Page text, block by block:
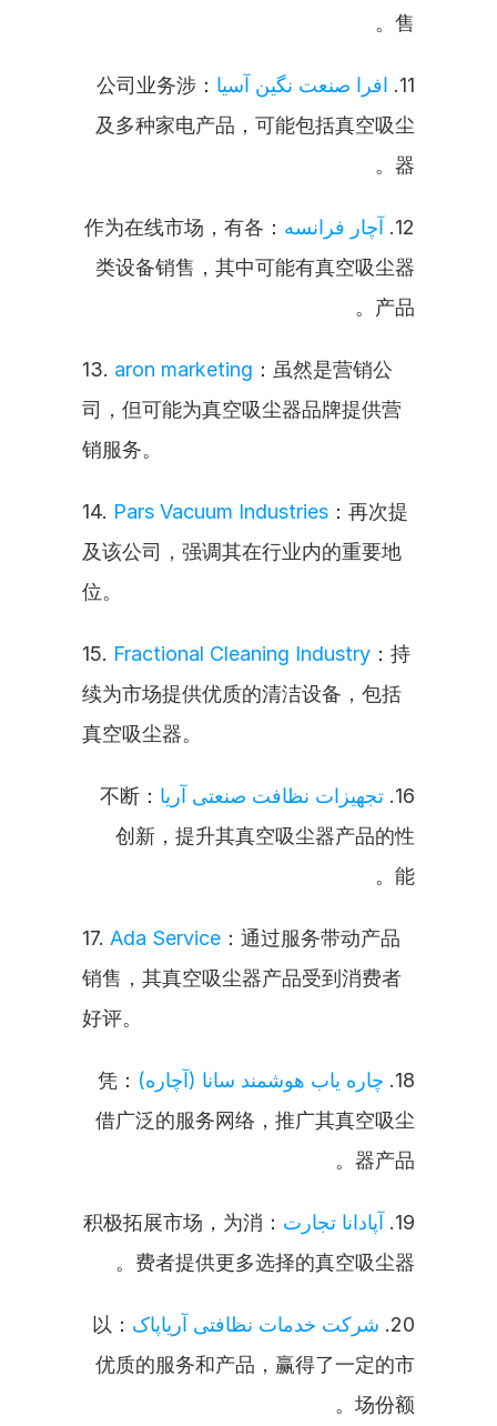
售。
11. افرا صنعت نگین آسیا
：公司业务涉
及多种家电产品，可能包括真空吸尘
器。
12. آچار فرانسه
：作为在线市场，有各
类设备销售，其中可能有真空吸尘器
产品。
13. aron marketing ：虽然是营销公
司，但可能为真空吸尘器品牌提供营
销服务。
14. Pars Vacuum Industries ：再次提
及该公司，强调其在行业内的重要地
位。
15. Fractional Cleaning Industry ：持
续为市场提供优质的清洁设备，包括
真空吸尘器。
16. تجهیزات نظافت صنعتی آریا
：不断
创新，提升其真空吸尘器产品的性
能。
17. Ada Service ：通过服务带动产品
销售，其真空吸尘器产品受到消费者
好评。
18. چاره یاب هوشمند سانا (آچاره)
：凭
借广泛的服务网络，推广其真空吸尘
器产品。
19. آپادانا تجارت
：积极拓展市场，为消
费者提供更多选择的真空吸尘器。
20. شرکت خدمات نظافتی آریاپاک
：以
优质的服务和产品，赢得了一定的市
场份额。